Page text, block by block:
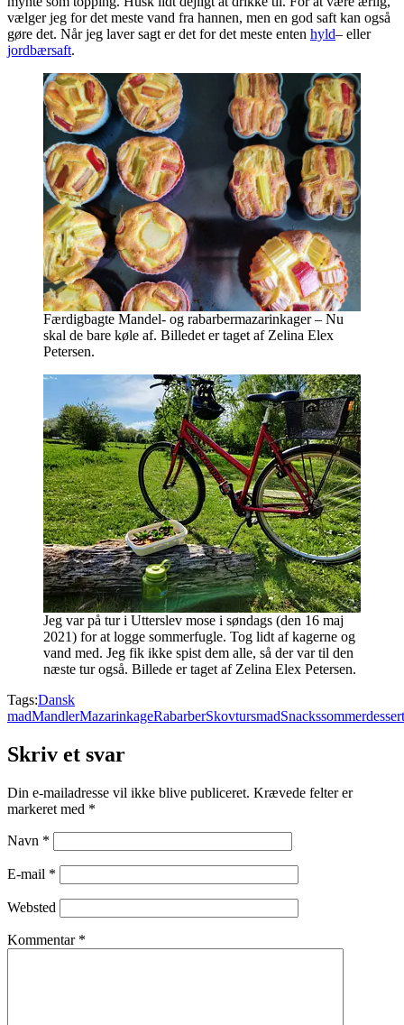
vælger jeg for det meste vand fra hannen, men en god saft kan også
gøre det. Når jeg laver sagt er det for det meste enten hyld– eller
jordbærsaft.
Færdigbagte Mandel- og rabarbermazarinkager – Nu
skal de bare køle af. Billedet er taget af Zelina Elex
Petersen.
Jeg var på tur i Utterslev mose i søndags (den 16 maj
2021) for at logge sommerfugle. Tog lidt af kagerne og
vand med. Jeg fik ikke spist dem alle, så der var til den
næste tur også. Billede er taget af Zelina Elex Petersen.
Tags:Dansk
madMandlerMazarinkageRabarberSkovtursmadSnackssommerdessert
Skriv et svar
Din e-mailadresse vil ikke blive publiceret. Krævede felter er
markeret med *
Navn *
E-mail *
Websted
Kommentar *